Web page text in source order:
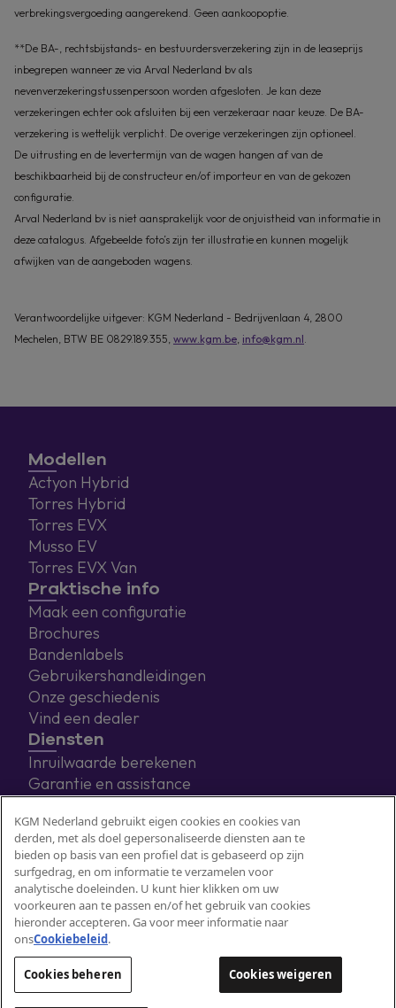
verbrekingsvergoeding aangerekend. Geen aankoopoptie.
**De BA-, rechtsbijstands- en bestuurdersverzekering zijn in de leaseprijs
inbegrepen wanneer ze via Arval Nederland bv als
nevenverzekeringstussenpersoon worden afgesloten. Je kan deze
verzekeringen echter ook afsluiten bij een verzekeraar naar keuze. De BA-
verzekering is wettelijk verplicht. De overige verzekeringen zijn optioneel.
De uitrusting en de levertermijn van de wagen hangen af van de
beschikbaarheid bij de constructeur en/of importeur en van de gekozen
configuratie.
Arval Nederland bv is niet aansprakelijk voor de onjuistheid van informatie in
deze catalogus. Afgebeelde foto’s zijn ter illustratie en kunnen mogelijk
afwijken van de aangeboden wagens.
Verantwoordelijke uitgever: KGM Nederland - Bedrijvenlaan 4, 2800
Mechelen, BTW BE 0829.189.355, www.kgm.be, info@kgm.nl.
Modellen
Actyon Hybrid
Torres Hybrid
Torres EVX
Musso EV
Torres EVX Van
Praktische info
Maak een configuratie
Brochures
Bandenlabels
Gebruikershandleidingen
Onze geschiedenis
Vind een dealer
Diensten
Inruilwaarde berekenen
Garantie en assistance
KGM Nederland gebruikt eigen cookies en cookies van
derden, met als doel gepersonaliseerde diensten aan te
bieden op basis van een profiel dat is gebaseerd op zijn
surfgedrag, en om informatie te verzamelen voor
analytische doeleinden. U kunt hier klikken om uw
voorkeuren aan te passen en/of het gebruik van cookies
hieronder accepteren. Ga voor meer informatie naar
onsCookiebeleid. ​ ​
Cookies beheren Cookies weigeren